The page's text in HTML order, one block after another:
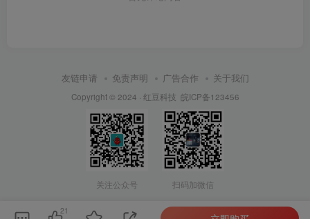
友链申请 免责声明 广告合作 关于我们
Copyright © 2024 · 红豆科技 皖ICP备123456
关注公众号 扫码加微信
21